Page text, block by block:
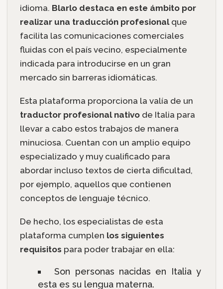
idioma. Blarlo destaca en este ámbito por
realizar una traducción profesional que
facilita las comunicaciones comerciales
fluidas con el país vecino, especialmente
indicada para introducirse en un gran
mercado sin barreras idiomáticas.
Esta plataforma proporciona la valía de un
traductor profesional nativode Italia para
llevar a cabo estos trabajos de manera
minuciosa. Cuentan con un amplio equipo
especializado y muy cualificado para
abordar incluso textos de cierta dificultad,
por ejemplo, aquellos que contienen
conceptos de lenguaje técnico.
De hecho, los especialistas de esta
plataforma cumplen los siguientes
requisitos para poder trabajar en ella:
Son personas nacidas en Italia y
esta es su lengua materna.